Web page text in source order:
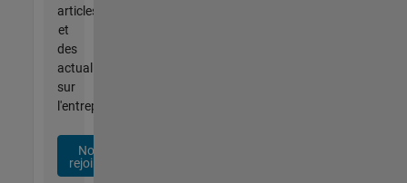
articles
et
des
actualités
sur
l'entreprise.
Nous
rejoindre